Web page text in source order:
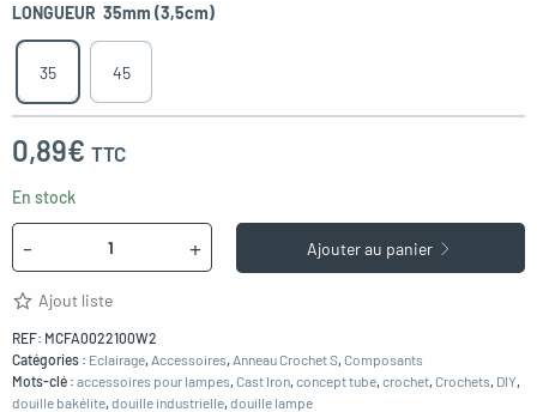
LONGUEUR 35mm (3,5cm)
35 45
0,89€ TTC
En stock
- + Ajouter au panier
Ajout liste
REF: MCFA0022100W2
Catégories : Eclairage, Accessoires, Anneau Crochet S, Composants
Mots-clé : accessoires pour lampes, Cast Iron, concept tube, crochet, Crochets, DIY,
douille bakélite, douille industrielle, douille lampe